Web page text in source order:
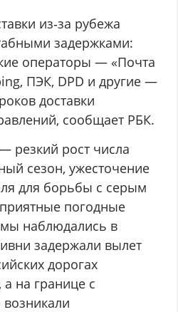
из‑за рубежа
задержками:
операторы — «Почта
ПЭК, DPD и другие —
доставки
сообщает РБК.
рост числа
сезон, ужесточение
для борьбы с серым
погодные
наблюдались в
задержали вылет
дорогах
на границе с